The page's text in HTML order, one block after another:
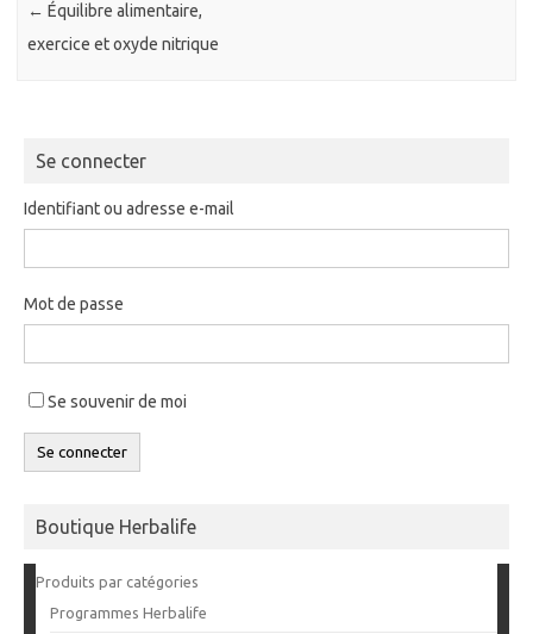
← Équilibre alimentaire,
exercice et oxyde nitrique
Se connecter
Identifiant ou adresse e-mail
Mot de passe
Se souvenir de moi
Se connecter
Boutique Herbalife
Produits par catégories
Programmes Herbalife